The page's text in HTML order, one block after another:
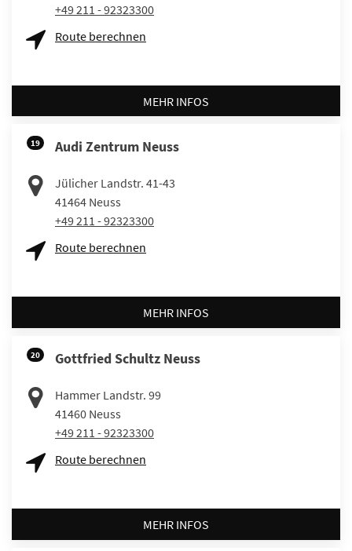
+49 211 - 92323300
Route berechnen
MEHR INFOS
19 Audi Zentrum Neuss
Jülicher Landstr. 41-43
41464 Neuss
+49 211 - 92323300
Route berechnen
MEHR INFOS
20 Gottfried Schultz Neuss
Hammer Landstr. 99
41460 Neuss
+49 211 - 92323300
Route berechnen
MEHR INFOS